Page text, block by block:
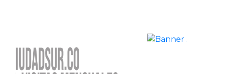
Anterior
Noticias